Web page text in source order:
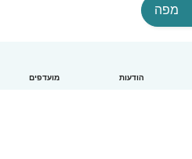
הודעות מועדפים
מפה